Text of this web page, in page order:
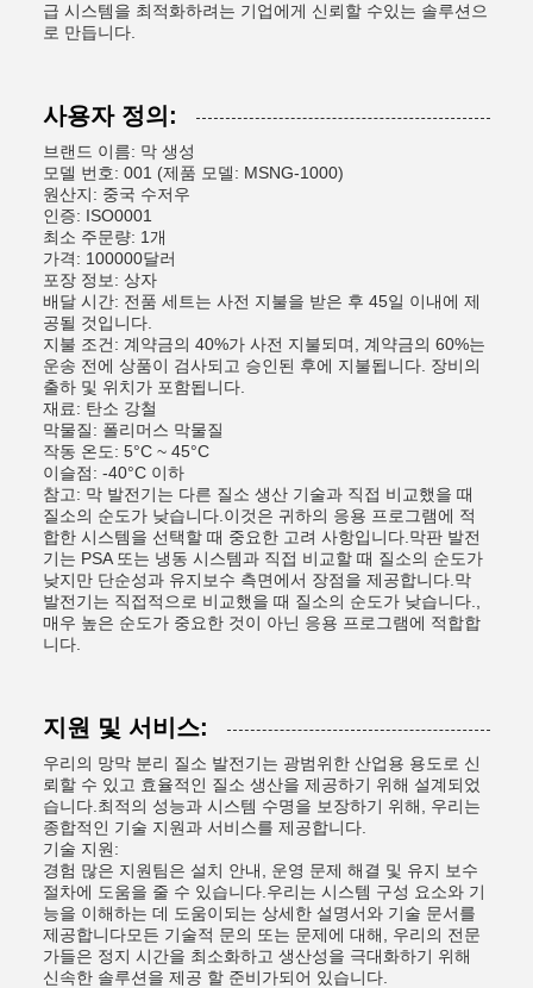
급 시스템을 최적화하려는 기업에게 신뢰할 수있는 솔루션으
로 만듭니다.
사용자 정의:
브랜드 이름: 막 생성
모델 번호: 001 (제품 모델: MSNG-1000)
원산지: 중국 수저우
인증: ISO0001
최소 주문량: 1개
가격: 100000달러
포장 정보: 상자
배달 시간: 전품 세트는 사전 지불을 받은 후 45일 이내에 제
공될 것입니다.
지불 조건: 계약금의 40%가 사전 지불되며, 계약금의 60%는
운송 전에 상품이 검사되고 승인된 후에 지불됩니다. 장비의
출하 및 위치가 포함됩니다.
재료: 탄소 강철
막물질: 폴리머스 막물질
작동 온도: 5°C ~ 45°C
이슬점: -40°C 이하
참고: 막 발전기는 다른 질소 생산 기술과 직접 비교했을 때
질소의 순도가 낮습니다.이것은 귀하의 응용 프로그램에 적
합한 시스템을 선택할 때 중요한 고려 사항입니다.막판 발전
기는 PSA 또는 냉동 시스템과 직접 비교할 때 질소의 순도가
낮지만 단순성과 유지보수 측면에서 장점을 제공합니다.막
발전기는 직접적으로 비교했을 때 질소의 순도가 낮습니다.,
매우 높은 순도가 중요한 것이 아닌 응용 프로그램에 적합합
니다.
지원 및 서비스:
우리의 망막 분리 질소 발전기는 광범위한 산업용 용도로 신
뢰할 수 있고 효율적인 질소 생산을 제공하기 위해 설계되었
습니다.최적의 성능과 시스템 수명을 보장하기 위해, 우리는
종합적인 기술 지원과 서비스를 제공합니다.
기술 지원:
경험 많은 지원팀은 설치 안내, 운영 문제 해결 및 유지 보수
절차에 도움을 줄 수 있습니다.우리는 시스템 구성 요소와 기
능을 이해하는 데 도움이되는 상세한 설명서와 기술 문서를
제공합니다모든 기술적 문의 또는 문제에 대해, 우리의 전문
가들은 정지 시간을 최소화하고 생산성을 극대화하기 위해
신속한 솔루션을 제공 할 준비가되어 있습니다.